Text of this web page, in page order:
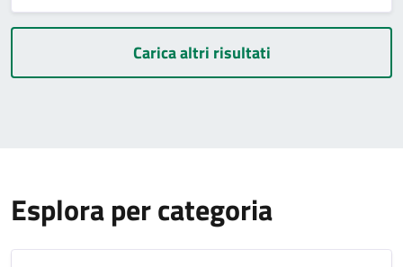
Carica altri risultati
Esplora per categoria